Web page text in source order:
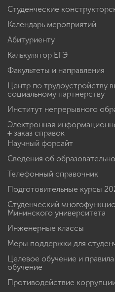
Студенческие
Календарь мероприятий
Абитуриенту
Калькулятор ЕГЭ
Факультеты и направления
Центр по трудоустройству
социальному партнерству
Институт непрерывного
Электронная
+ заказ справок
Научный форсайт
Сведения об
Телефонный справочник
Подготовительные курсы
Студенческий
Мининского университета
Инженерные классы
Меры поддержки для
Целевое обучение и
обучение
Противодействие